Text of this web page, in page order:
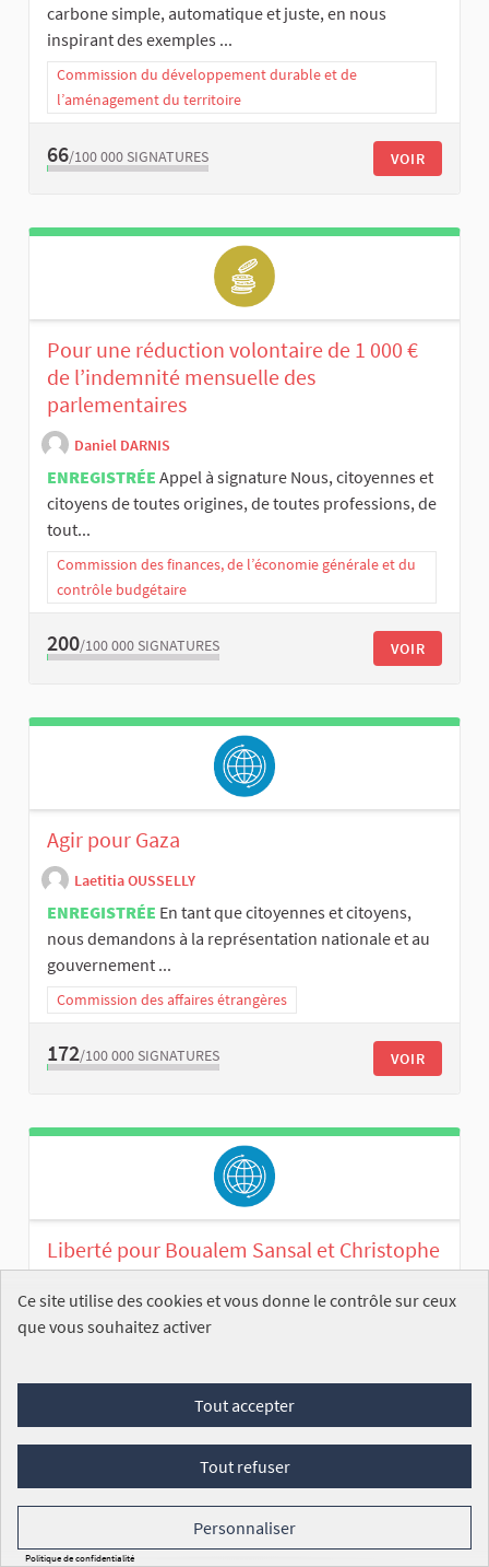
carbone simple, automatique et juste, en nous
inspirant des exemples ...
Commission du développement durable et de
l’aménagement du territoire
66/100 000 SIGNATURES VOIR
Pour une réduction volontaire de 1 000 €
de l’indemnité mensuelle des
parlementaires
Daniel DARNIS
ENREGISTRÉE Appel à signature Nous, citoyennes et
citoyens de toutes origines, de toutes professions, de
tout...
Commission des finances, de l’économie générale et du
contrôle budgétaire
200/100 000 SIGNATURES VOIR
Agir pour Gaza
Laetitia OUSSELLY
ENREGISTRÉE En tant que citoyennes et citoyens,
nous demandons à la représentation nationale et au
gouvernement ...
Commission des affaires étrangères
172/100 000 SIGNATURES VOIR
Liberté pour Boualem Sansal et Christophe
Gleizes – Pour le droit d’écrire, pour le droit
de penser
l’écrire. Ce que l’on tente d’éteindre, il faut l’éclairer. »
...
Commission des affaires étrangères
SIGNATURES
Ce site utilise des cookies et vous donne le contrôle sur ceux
que vous souhaitez activer
Tout accepter
Tout refuser
Personnaliser
Politique de confidentialité